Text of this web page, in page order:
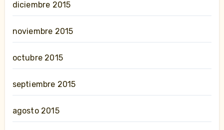
diciembre 2015
noviembre 2015
octubre 2015
septiembre 2015
agosto 2015